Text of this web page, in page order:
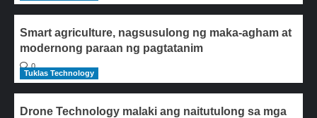
Smart agriculture, nagsusulong ng maka-agham at
modernong paraan ng pagtatanim
0
Tuklas Technology
Drone Technology malaki ang naitutulong sa mga